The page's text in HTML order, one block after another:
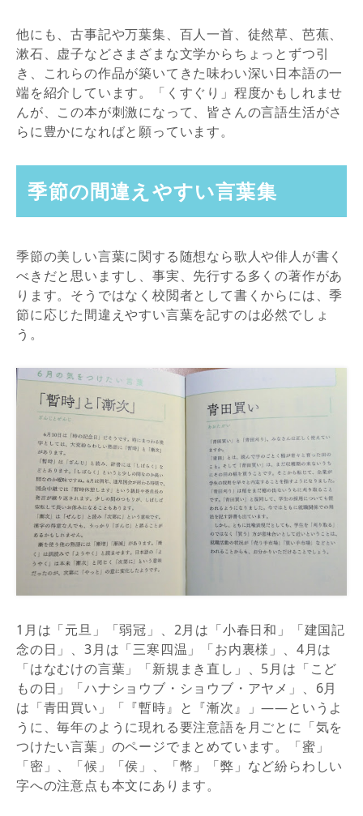
他にも、古事記や万葉集、百人一首、徒然草、芭蕉、
漱石、虚子などさまざまな文学からちょっとずつ引
き、これらの作品が築いてきた味わい深い日本語の一
端を紹介しています。「くすぐり」程度かもしれませ
んが、この本が刺激になって、皆さんの言語生活がさ
らに豊かになればと願っています。
季節の間違えやすい言葉集
季節の美しい言葉に関する随想なら歌人や俳人が書く
べきだと思いますし、事実、先行する多くの著作があ
ります。そうではなく校閲者として書くからには、季
節に応じた間違えやすい言葉を記すのは必然でしょ
う。
1月は「元旦」「弱冠」、2月は「小春日和」「建国記
念の日」、3月は「三寒四温」「お内裏様」、4月は
「はなむけの言葉」「新規まき直し」、5月は「こど
もの日」「ハナショウブ・ショウブ・アヤメ」、6月
は「青田買い」「『暫時』と『漸次』」――というよ
うに、毎年のように現れる要注意語を月ごとに「気を
つけたい言葉」のページでまとめています。「蜜」
「密」、「候」「侯」、「幣」「弊」など紛らわしい
字への注意点も本文にあります。